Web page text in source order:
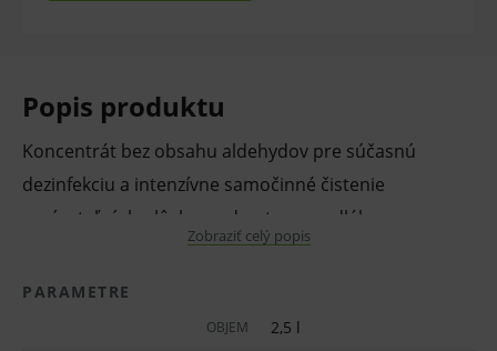
Popis produktu
Koncentrát bez obsahu aldehydov pre súčasnú
dezinfekciu a intenzívne samočinné čistenie
umývateľných plôch, predmetov a podláh.
úsporný vďaka nízkej 1 %
aplikačnej koncentrácii, z 2,5 l koncentrátu
Zobraziť celý popis
PARAMETRE
OBJEM 2,5 l